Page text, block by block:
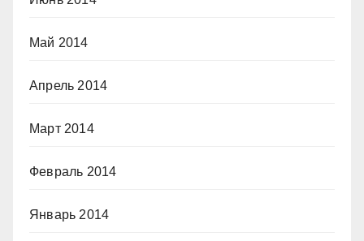
Май 2014
Апрель 2014
Март 2014
Февраль 2014
Январь 2014